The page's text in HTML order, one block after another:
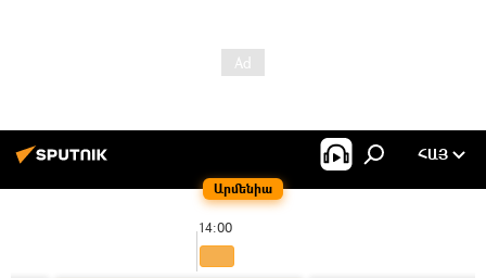
Արմենիա
ՀԱՅ
14:00